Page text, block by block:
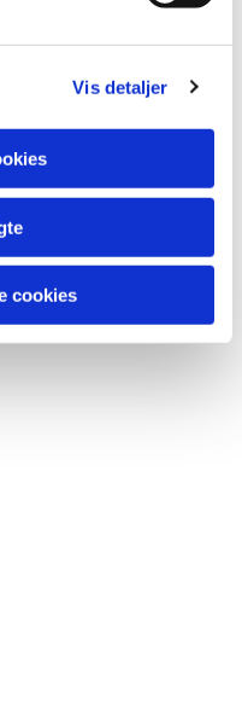
Vis detaljer
cookies
kunne lide...